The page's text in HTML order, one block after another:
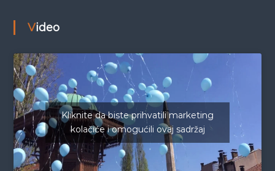
Video
Kliknite da biste prihvatili marketing
kolačiće i omogućili ovaj sadržaj